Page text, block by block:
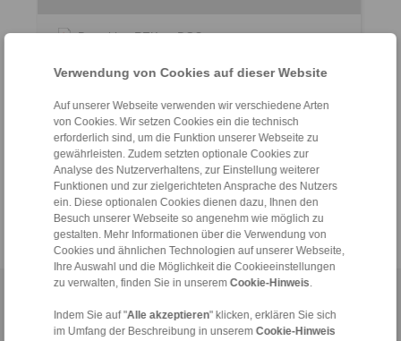
Verwendung von Cookies auf dieser Website
Auf unserer Webseite verwenden wir verschiedene Arten
von Cookies. Wir setzen Cookies ein die technisch
erforderlich sind, um die Funktion unserer Webseite zu
gewährleisten. Zudem setzten optionale Cookies zur
Analyse des Nutzerverhaltens, zur Einstellung weiterer
Funktionen und zur zielgerichteten Ansprache des Nutzers
ein. Diese optionalen Cookies dienen dazu, Ihnen den
Besuch unserer Webseite so angenehm wie möglich zu
gestalten. Mehr Informationen über die Verwendung von
Cookies und ähnlichen Technologien auf unserer Webseite,
Ihre Auswahl und die Möglichkeit die Cookieeinstellungen
zu verwalten, finden Sie in unserem Cookie-Hinweis
Indem Sie auf "Alle akzeptieren" klicken, erklären Sie sich
im Umfang der Beschreibung in unserem Cookie-Hinweis
Datenblatt REK … DGO
Einbau- und Betriebsanleitung REK …
DGO/DHO/DGZ
Katalog Wellenkupplungen
Konfigurator
Allgemeine Verkaufsbedingungen| Hinweisgeberplattform|